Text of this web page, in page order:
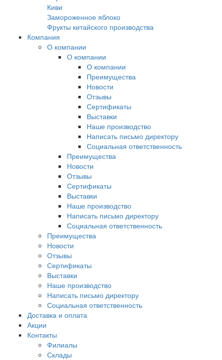
Киви
Замороженное яблоко
Фрукты китайского производства
Компания
О компании
О компании
О компании
Преимущества
Новости
Отзывы
Сертификаты
Выставки
Наше производство
Написать письмо директору
Социальная ответственность
Преимущества
Новости
Отзывы
Сертификаты
Выставки
Наше производство
Написать письмо директору
Социальная ответственность
Преимущества
Новости
Отзывы
Сертификаты
Выставки
Наше производство
Написать письмо директору
Социальная ответственность
Доставка и оплата
Акции
Контакты
Филиалы
Склады